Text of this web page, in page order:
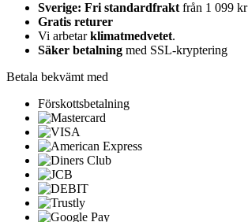
Sverige: Fri standardfrakt från 1 099 kr
Gratis returer
Vi arbetarklimatmedvetet.
Säker betalning med SSL-kryptering
Betala bekvämt med
Förskottsbetalning